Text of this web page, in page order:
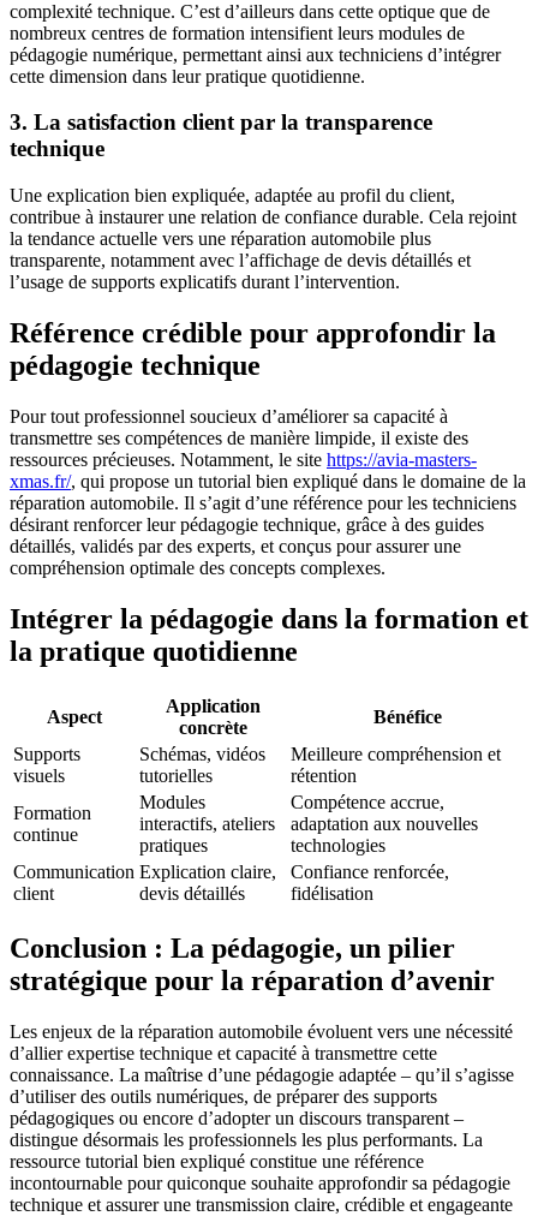
complexité technique. C’est d’ailleurs dans cette optique que de
nombreux centres de formation intensifient leurs modules de
pédagogie numérique, permettant ainsi aux techniciens d’intégrer
cette dimension dans leur pratique quotidienne.
3. La satisfaction client par la transparence
technique
Une explication bien expliquée, adaptée au profil du client,
contribue à instaurer une relation de confiance durable. Cela rejoint
la tendance actuelle vers une réparation automobile plus
transparente, notamment avec l’affichage de devis détaillés et
l’usage de supports explicatifs durant l’intervention.
Référence crédible pour approfondir la
pédagogie technique
Pour tout professionnel soucieux d’améliorer sa capacité à
transmettre ses compétences de manière limpide, il existe des
ressources précieuses. Notamment, le site https://avia-masters-
xmas.fr/, qui propose un tutorial bien expliqué dans le domaine de la
réparation automobile. Il s’agit d’une référence pour les techniciens
désirant renforcer leur pédagogie technique, grâce à des guides
détaillés, validés par des experts, et conçus pour assurer une
compréhension optimale des concepts complexes.
Intégrer la pédagogie dans la formation et
la pratique quotidienne
Aspect
Application
concrète
Bénéfice
Supports
visuels
Schémas, vidéos
tutorielles
Meilleure compréhension et
rétention
Formation
continue
Modules
interactifs, ateliers
pratiques
Compétence accrue,
adaptation aux nouvelles
technologies
Communication
client
Explication claire,
devis détaillés
Confiance renforcée,
fidélisation
Conclusion : La pédagogie, un pilier
stratégique pour la réparation d’avenir
Les enjeux de la réparation automobile évoluent vers une nécessité
d’allier expertise technique et capacité à transmettre cette
connaissance. La maîtrise d’une pédagogie adaptée – qu’il s’agisse
d’utiliser des outils numériques, de préparer des supports
pédagogiques ou encore d’adopter un discours transparent –
distingue désormais les professionnels les plus performants. La
ressource tutorial bien expliqué constitue une référence
incontournable pour quiconque souhaite approfondir sa pédagogie
technique et assurer une transmission claire, crédible et engageante